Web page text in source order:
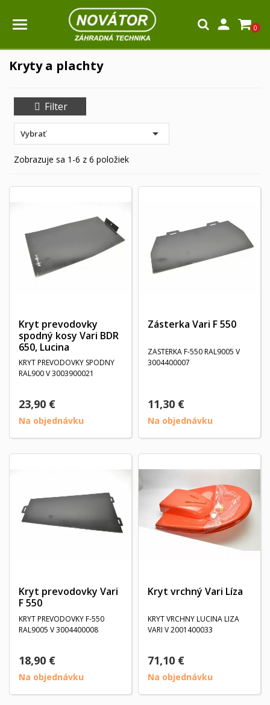
 0
Kryty a plachty
Filter
Vybrať 
Zobrazuje sa 1-6 z 6 položiek
Kryt prevodovky
spodný kosy Vari BDR
650, Lucina
KRYT PREVODOVKY SPODNY
RAL900 V 3003900021
23,90 €
Na objednávku
Zásterka Vari F 550
ZASTERKA F-550 RAL9005 V
3004400007
11,30 €
Na objednávku
Kryt prevodovky Vari
F 550
KRYT PREVODOVKY F-550
RAL9005 V 3004400008
18,90 €
Na objednávku
Kryt vrchný Vari Líza
KRYT VRCHNY LUCINA LIZA
VARI V 2001400033
71,10 €
Na objednávku